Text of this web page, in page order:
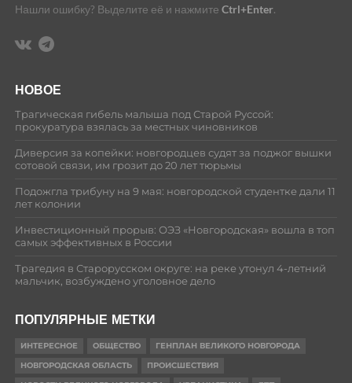
Нашли ошибку? Выделите её и нажмите Ctrl+Enter.
НОВОЕ
Трагическая гибель малыша под Старой Руссой:
прокуратура взялась за местных чиновников
Диверсия за копейки: новгородцев судят за поджог вышки
сотовой связи, им грозит до 20 лет тюрьмы
Подожгла трибуну на 9 мая: новгородской студентке дали 11
лет колонии
Инвестиционный прорыв: ОЭЗ «Новгородская» вошла в топ
самых эффективных в России
Трагедия в Старорусском округе: на реке утонул 4-летний
мальчик, возбуждено уголовное дело
ПОПУЛЯРНЫЕ МЕТКИ
ИНТЕРЕСНОЕ ОБЩЕСТВО
ГЕНПЛАН ВЕЛИКОГО НОВГОРОДА
НОВГОРОДСКАЯ ОБЛАСТЬ
ПРОИСШЕСТВИЯ